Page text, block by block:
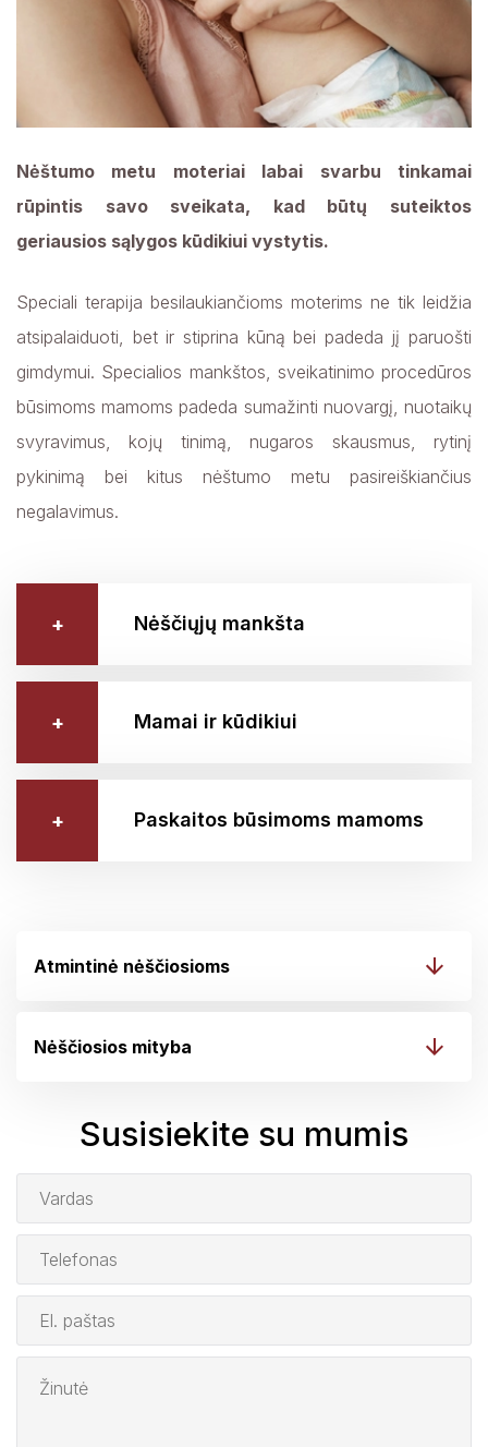
Skiepai
Profilaktiniai sveikatos tikrinimai
Būsimoms mamoms
Ligų prevencija ir profilaktika
Profilaktiniai sveikatos tikrinimai
Būsimoms mamoms
Nėštumo metu moteriai labai svarbu tinkamai
rūpintis savo sveikata, kad būtų suteiktos
geriausios sąlygos kūdikiui vystytis.
Speciali terapija besilaukiančioms moterims ne tik leidžia
atsipalaiduoti, bet ir stiprina kūną bei padeda jį paruošti
gimdymui. Specialios mankštos, sveikatinimo procedūros
būsimoms mamoms padeda sumažinti nuovargį, nuotaikų
svyravimus, kojų tinimą, nugaros skausmus, rytinį
pykinimą bei kitus nėštumo metu pasireiškiančius
negalavimus.
Nėščiųjų mankšta
Mamai ir kūdikiui
Paskaitos būsimoms mamoms
Atmintinė nėščiosioms
Nėščiosios mityba
Susisiekite su mumis